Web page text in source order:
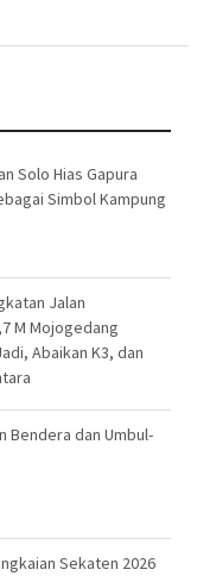
Solo Hias Gapura
Simbol Kampung
Jalan
M Mojogedang
Abaikan K3, dan
Bendera dan Umbul-
Sekaten 2026